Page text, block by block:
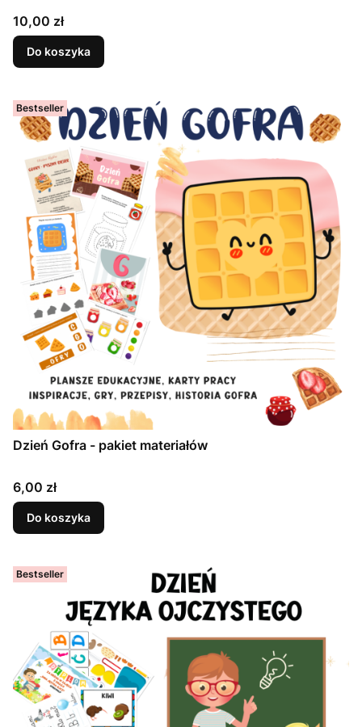
Cena
10,00 zł
Do koszyka
Bestseller
Dzień Gofra - pakiet materiałów
Cena
6,00 zł
Do koszyka
Bestseller